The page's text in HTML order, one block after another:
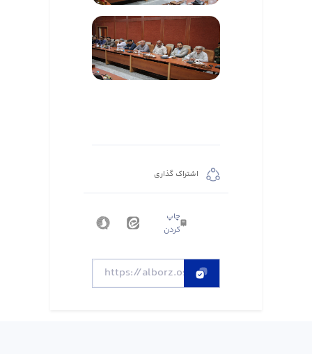
اشتراک گذاری
چاپ
کردن